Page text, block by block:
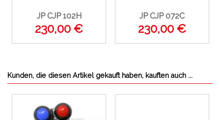
JP CJP 102H
230,00 €
JP CJP 072C
230,00 €
Kunden, die diesen Artikel gekauft haben, kauften auch ...